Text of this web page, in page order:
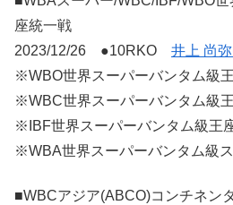
座統一戦
2023/12/26 ●10RKO 井上 尚
※WBO世界スーパーバンタム級
※WBC世界スーパーバンタム級
※IBF世界スーパーバンタム級王
※WBA世界スーパーバンタム級
■WBCアジア(ABCO)コンチネン